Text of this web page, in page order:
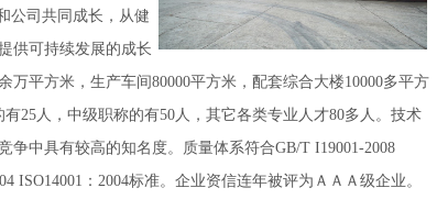
公司共同成长，从健
供可持续发展的成长
万平方米，生产车间80000平方米，配套综合大楼10000多平方
25人，中级职称的有50人，其它各类专业人才80多人。技术
争中具有较高的知名度。质量体系符合GB/T I19001-2008
ISO14001：2004标准。企业资信连年被评为ＡＡＡ级企业。